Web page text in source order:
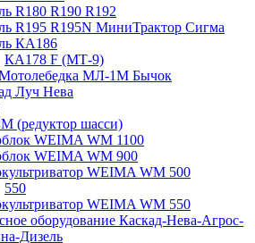
R180 R190 R192
R195 R195N МиниТрактор Сигма
КА186
КА178 F (МТ-9)
МЛ-1М Бычок
Луч Нева
(редуктор шасси)
WEIMA WM 1100
WEIMA WM 900
WEIMA WM 500
550
WEIMA WM 550
оборудование Каскад-Нева-Агрос-
Дизель